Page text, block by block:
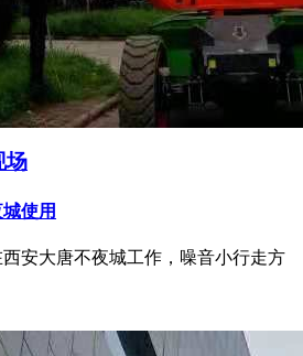
场
使用
安大唐不夜城工作，噪音小行走方